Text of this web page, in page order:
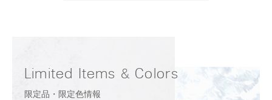
Limited Items & Colors
限定品・限定色情報